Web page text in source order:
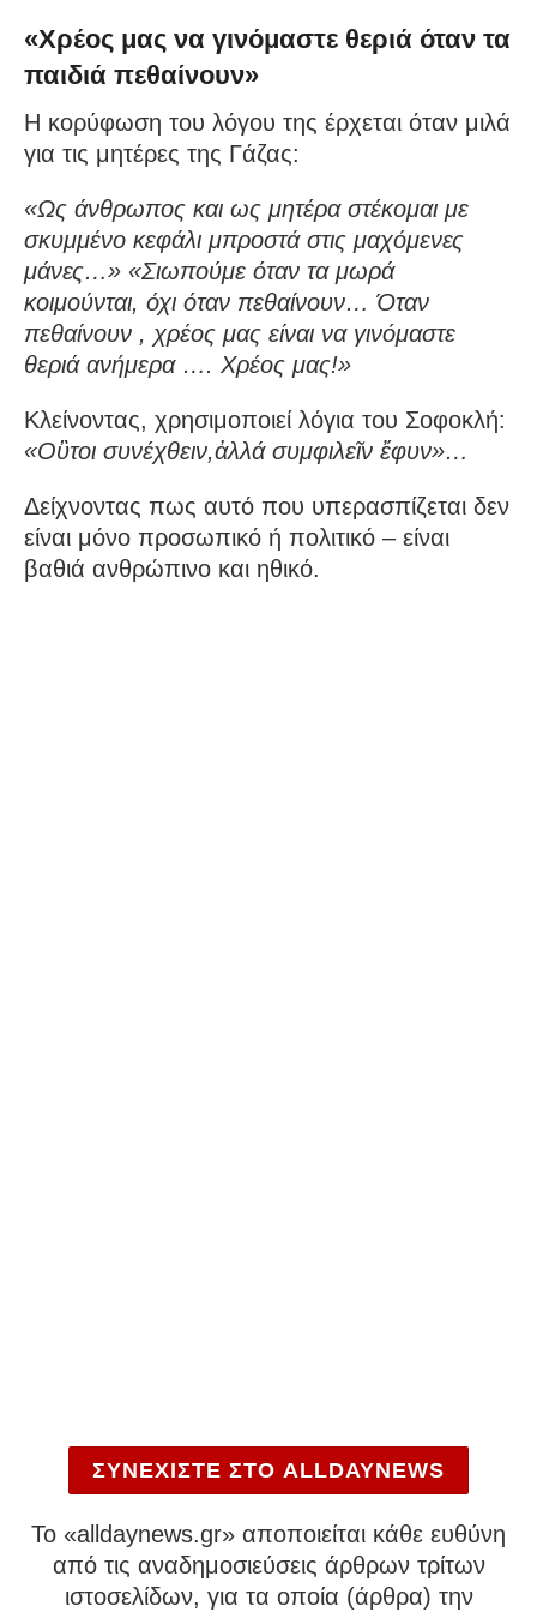
«Χρέος μας να γινόμαστε θεριά όταν τα
παιδιά πεθαίνουν»
Η κορύφωση του λόγου της έρχεται όταν μιλά
για τις μητέρες της Γάζας:
«Ως άνθρωπος και ως μητέρα στέκομαι με
σκυμμένο κεφάλι μπροστά στις μαχόμενες
μάνες…» «Σιωπούμε όταν τα μωρά
κοιμούνται, όχι όταν πεθαίνουν… Όταν
πεθαίνουν , χρέος μας είναι να γινόμαστε
θεριά ανήμερα …. Χρέος μας!»
Κλείνοντας, χρησιμοποιεί λόγια του Σοφοκλή:
«Οὒτοι συνέχθειν,ἀλλά συμφιλεῖν ἔφυν»…
Δείχνοντας πως αυτό που υπερασπίζεται δεν
είναι μόνο προσωπικό ή πολιτικό – είναι
βαθιά ανθρώπινο και ηθικό.
ΣΥΝΕΧΙΣΤΕ ΣΤΟ ALLDAYNEWS
To «alldaynews.gr» αποποιείται κάθε ευθύνη
από τις αναδημοσιεύσεις άρθρων τρίτων
ιστοσελίδων, για τα οποία (άρθρα) την